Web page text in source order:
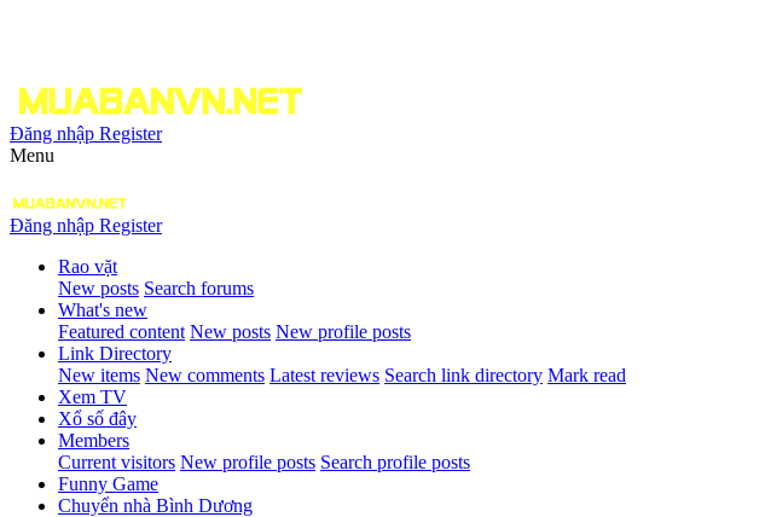
Đăng nhập Register
Menu
Đăng nhập Register
Rao vặt
New posts Search forums
What's new
Featured content New posts New profile posts
Link Directory
New items New comments Latest reviews Search link directory Mark read
Xem TV
Xổ số đây
Members
Current visitors New profile posts Search profile posts
Funny Game
Chuyển nhà Bình Dương